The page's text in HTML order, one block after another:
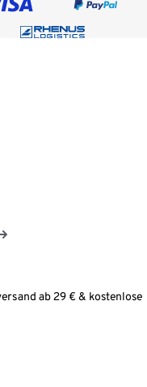
ab 29 € & kostenlose